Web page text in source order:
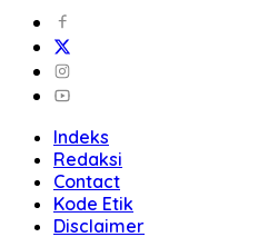
Indeks
Redaksi
Contact
Kode Etik
Disclaimer